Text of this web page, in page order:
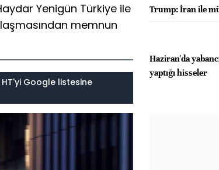
Yenigün Türkiye ile
memnun
Google listesine
Trump: İran ile
Haziran'da
yaptığı hisseler